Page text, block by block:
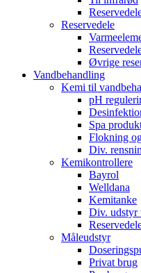
Reservedele
Øvrige
Vandbehandling
Kemi til
pH
Spa
Flokning
Div.
Kemikontrollere
Bayrol
Welldana
Kemitanke
Div. udstyr
Måleudstyr
Privat brug